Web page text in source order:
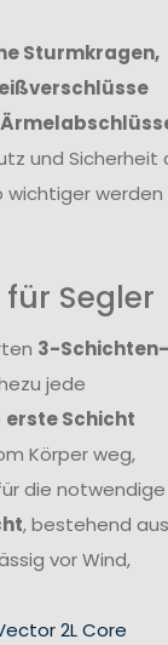
Sturmkragen,
und Sicherheit
wichtiger werden
Segler
3-Schichten-
jede
erste Schicht
Körper weg,
die notwendige
, bestehend aus
vor Wind,
2L Core